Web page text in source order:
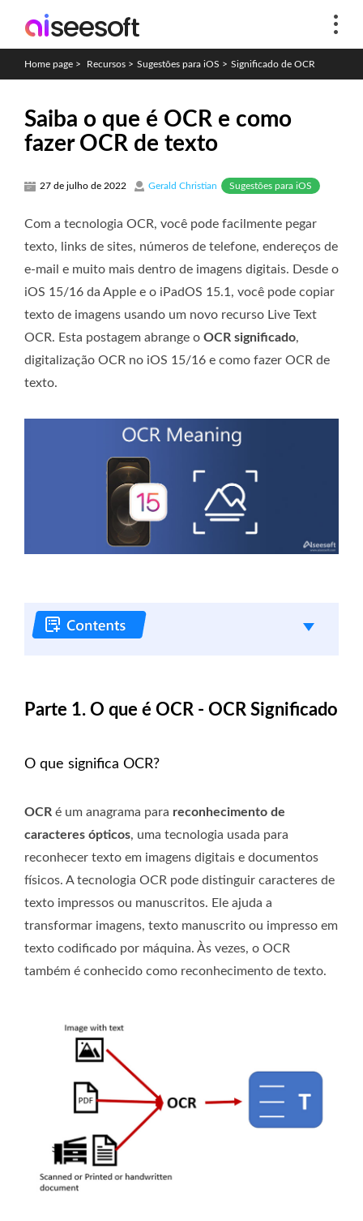
Home page > Recursos > Sugestões para iOS > Significado de OCR
Saiba o que é OCR e como
fazer OCR de texto
27 de julho de 2022 Gerald Christian Sugestões para iOS
Com a tecnologia OCR, você pode facilmente pegar
texto, links de sites, números de telefone, endereços de
e-mail e muito mais dentro de imagens digitais. Desde o
iOS 15/16 da Apple e o iPadOS 15.1, você pode copiar
texto de imagens usando um novo recurso Live Text
OCR. Esta postagem abrange o OCR significado,
digitalização OCR no iOS 15/16 e como fazer OCR de
texto.
Parte 1. O que é OCR - OCR Significado
O que significa OCR?
OCR é um anagrama para reconhecimento de
caracteres ópticos, uma tecnologia usada para
reconhecer texto em imagens digitais e documentos
físicos. A tecnologia OCR pode distinguir caracteres de
texto impressos ou manuscritos. Ele ajuda a
transformar imagens, texto manuscrito ou impresso em
texto codificado por máquina. Às vezes, o OCR
também é conhecido como reconhecimento de texto.